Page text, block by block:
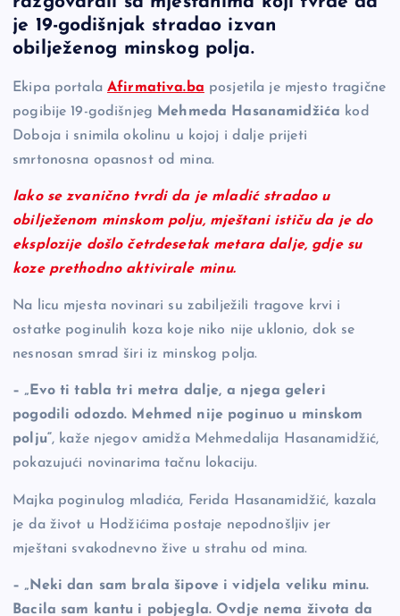
b
o
o
k
Li
n
k
g
er
je 19-godišnjak stradao izvan
obilježenog minskog polja.
Ekipa portalaAfirmativa.ba posjetila je mjesto tragične
pogibije 19-godišnjeg Mehmeda Hasanamidžića kod
Doboja i snimila okolinu u kojoj i dalje prijeti
smrtonosna opasnost od mina.
Iako se zvanično tvrdi da je mladić stradao u
obilježenom minskom polju, mještani ističu da je do
eksplozije došlo četrdesetak metara dalje, gdje su
koze prethodno aktivirale minu.
Na licu mjesta novinari su zabilježili tragove krvi i
ostatke poginulih koza koje niko nije uklonio, dok se
nesnosan smrad širi iz minskog polja.
– „Evo ti tabla tri metra dalje, a njega geleri
pogodili odozdo. Mehmed nije poginuo u minskom
polju“, kaže njegov amidža Mehmedalija Hasanamidžić,
pokazujući novinarima tačnu lokaciju.
Majka poginulog mladića, Ferida Hasanamidžić, kazala
je da život u Hodžićima postaje nepodnošljiv jer
mještani svakodnevno žive u strahu od mina.
– „Neki dan sam brala šipove i vidjela veliku minu.
Bacila sam kantu i pobjegla. Ovdje nema života da